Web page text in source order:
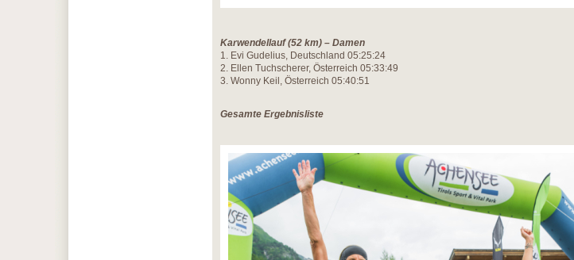
Karwendellauf (52 km) – Damen
1. Evi Gudelius, Deutschland 05:25:24
2. Ellen Tuchscherer, Österreich 05:33:49
3. Wonny Keil, Österreich 05:40:51
Gesamte Ergebnisliste